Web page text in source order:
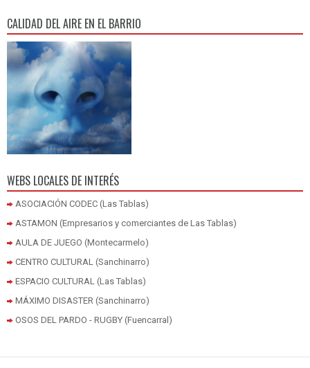
CALIDAD DEL AIRE EN EL BARRIO
WEBS LOCALES DE INTERÉS
ASOCIACIÓN CODEC (Las Tablas)
ASTAMON (Empresarios y comerciantes de Las Tablas)
AULA DE JUEGO (Montecarmelo)
CENTRO CULTURAL (Sanchinarro)
ESPACIO CULTURAL (Las Tablas)
MÁXIMO DISASTER (Sanchinarro)
OSOS DEL PARDO - RUGBY (Fuencarral)